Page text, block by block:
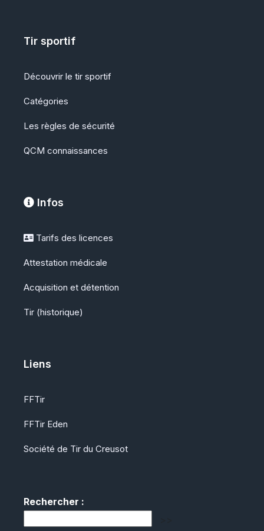
Tir sportif
Découvrir le tir sportif
Catégories
Les règles de sécurité
QCM connaissances
Infos
Tarifs des licences
Attestation médicale
Acquisition et détention
Tir (historique)
Liens
FFTir
FFTir Eden
Société de Tir du Creusot
Rechercher :